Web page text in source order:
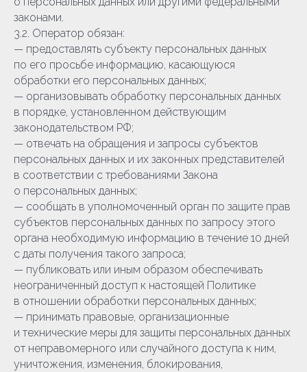
законами.
3.2. Оператор обязан:
— предоставлять субъекту персональных данных
по его просьбе информацию, касающуюся
обработки его персональных данных;
— организовывать обработку персональных данных
в порядке, установленном действующим
законодательством РФ;
— отвечать на обращения и запросы субъектов
персональных данных и их законных представителей
в соответствии с требованиями Закона
о персональных данных;
— сообщать в уполномоченный орган по защите прав
субъектов персональных данных по запросу этого
органа необходимую информацию в течение 10 дней
с даты получения такого запроса;
— публиковать или иным образом обеспечивать
неограниченный доступ к настоящей Политике
в отношении обработки персональных данных;
— принимать правовые, организационные
и технические меры для защиты персональных данных
от неправомерного или случайного доступа к ним,
уничтожения, изменения, блокирования,